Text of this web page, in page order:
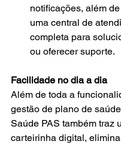
notificações, além
uma central de
completa para
ou oferecer suporte.
Facilidade no dia a dia
Além de toda a
gestão de plano de
Saúde PAS também traz
carteirinha digital,